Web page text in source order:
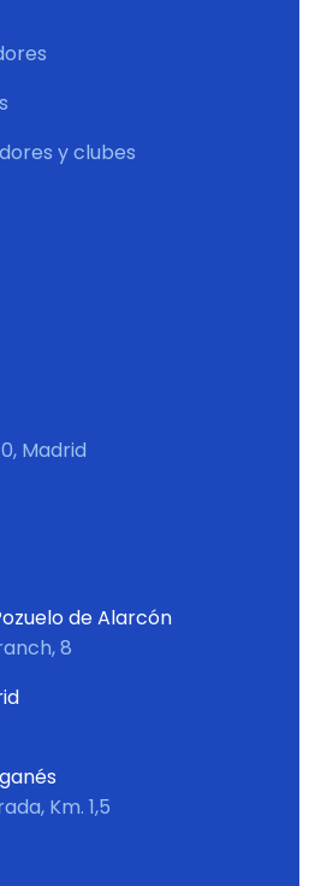
y clubes
Madrid
de Alarcón
8
Km. 1,5